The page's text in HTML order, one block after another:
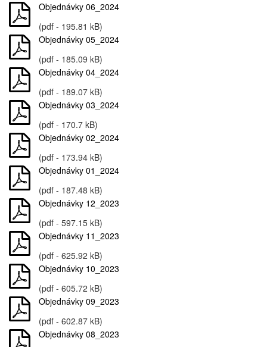
Objednávky 06_2024
(pdf - 195.81 kB)
Objednávky 05_2024
(pdf - 185.09 kB)
Objednávky 04_2024
(pdf - 189.07 kB)
Objednávky 03_2024
(pdf - 170.7 kB)
Objednávky 02_2024
(pdf - 173.94 kB)
Objednávky 01_2024
(pdf - 187.48 kB)
Objednávky 12_2023
(pdf - 597.15 kB)
Objednávky 11_2023
(pdf - 625.92 kB)
Objednávky 10_2023
(pdf - 605.72 kB)
Objednávky 09_2023
(pdf - 602.87 kB)
Objednávky 08_2023